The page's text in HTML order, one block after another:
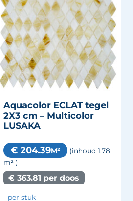
Aquacolor ECLAT tegel
2X3 cm – Multicolor
LUSAKA
€ 204.39M²
(inhoud 1.78
m² )
€ 363.81 per doos
per stuk